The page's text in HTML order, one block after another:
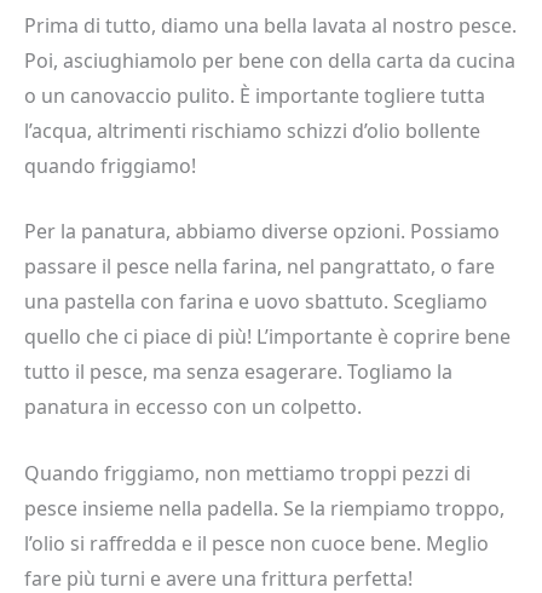
Prima di tutto, diamo una bella lavata al nostro pesce.
Poi, asciughiamolo per bene con della carta da cucina
o un canovaccio pulito. È importante togliere tutta
l’acqua, altrimenti rischiamo schizzi d’olio bollente
quando friggiamo!
Per la panatura, abbiamo diverse opzioni. Possiamo
passare il pesce nella farina, nel pangrattato, o fare
una pastella con farina e uovo sbattuto. Scegliamo
quello che ci piace di più! L’importante è coprire bene
tutto il pesce, ma senza esagerare. Togliamo la
panatura in eccesso con un colpetto.
Quando friggiamo, non mettiamo troppi pezzi di
pesce insieme nella padella. Se la riempiamo troppo,
l’olio si raffredda e il pesce non cuoce bene. Meglio
fare più turni e avere una frittura perfetta!